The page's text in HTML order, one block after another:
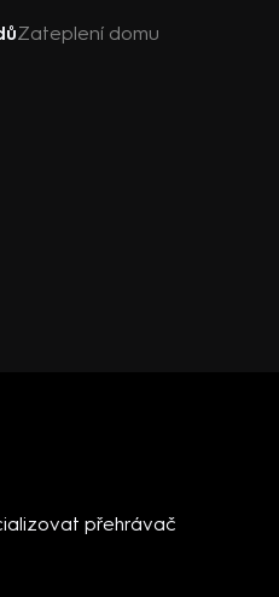
Zateplení domu
přehrávač